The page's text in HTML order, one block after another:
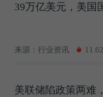
39万亿美元，美国
来源：行业资讯
美联储陷政策两难